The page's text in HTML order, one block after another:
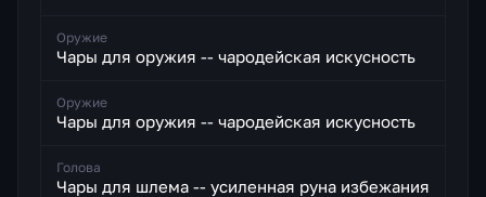
Оружие
Чары для оружия -- чародейская искусность
Оружие
Чары для оружия -- чародейская искусность
Голова
Чары для шлема -- усиленная руна избежания